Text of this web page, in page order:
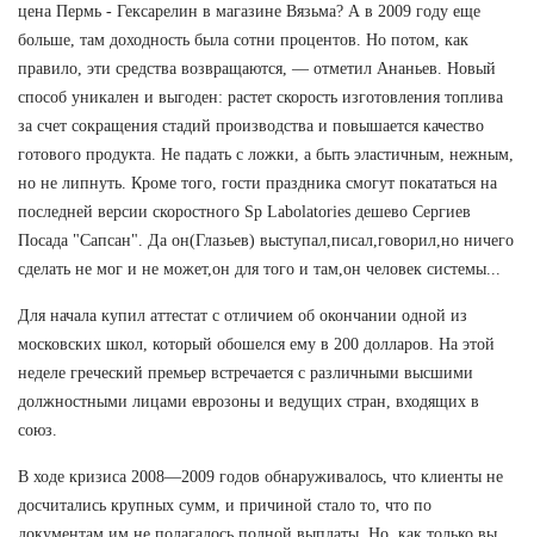
цена Пермь - Гексарелин в магазине Вязьма? А в 2009 году еще
больше, там доходность была сотни процентов. Но потом, как
правило, эти средства возвращаются, — отметил Ананьев. Новый
способ уникален и выгоден: растет скорость изготовления топлива
за счет сокращения стадий производства и повышается качество
готового продукта. Не падать с ложки, а быть эластичным, нежным,
но не липнуть. Кроме того, гости праздника смогут покататься на
последней версии скоростного Sp Labolatories дешево Сергиев
Посада "Сапсан". Да он(Глазьев) выступал,писал,говорил,но ничего
сделать не мог и не может,он для того и там,он человек системы...
Для начала купил аттестат с отличием об окончании одной из
московских школ, который обошелся ему в 200 долларов. На этой
неделе греческий премьер встречается с различными высшими
должностными лицами еврозоны и ведущих стран, входящих в
союз.
В ходе кризиса 2008—2009 годов обнаруживалось, что клиенты не
досчитались крупных сумм, и причиной стало то, что по